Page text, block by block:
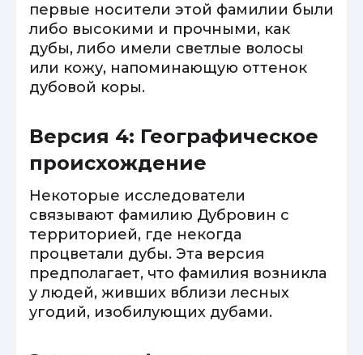
первые носители этой фамилии были
либо высокими и прочными, как
дубы, либо имели светлые волосы
или кожу, напоминающую оттенок
дубовой коры.
Версия 4: Географическое
происхождение
Некоторые исследователи
связывают фамилию Дубровин с
территорией, где некогда
процветали дубы. Эта версия
предполагает, что фамилия возникла
у людей, живших вблизи лесных
угодий, изобилующих дубами.